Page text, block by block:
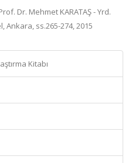
Dr. Mehmet KARATAŞ - Yrd.
Ankara, ss.265-274, 2015
Kitabı